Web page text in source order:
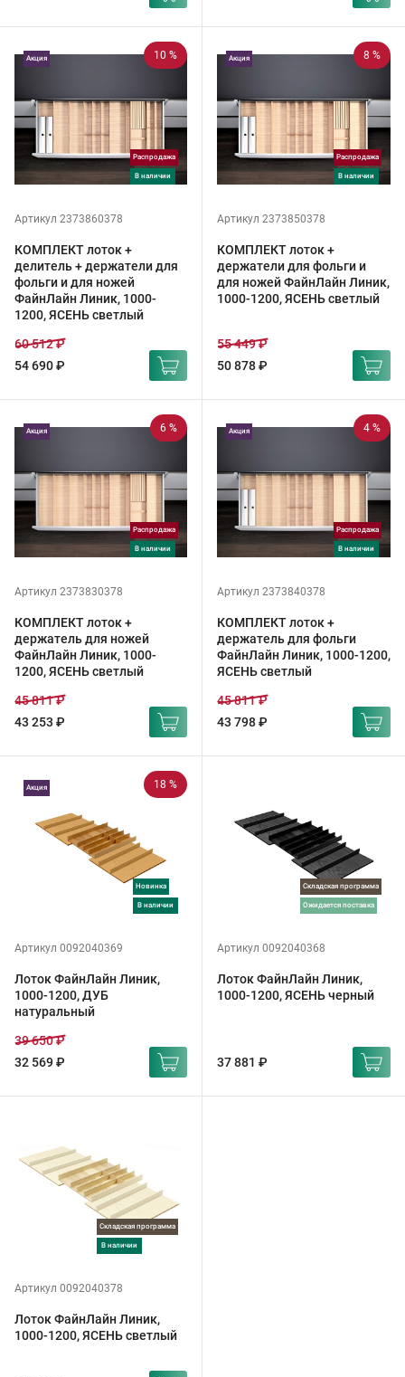
10 %
Распродажа
в наличии
Акция
Артикул 2373860378
КОМПЛЕКТ лоток +
делитель + держатели для
фольги и для ножей
ФайнЛайн Линик, 1000-
1200, ЯСЕНЬ светлый
54 690 ₽
60 512 ₽
8 %
Распродажа
в наличии
Акция
Артикул 2373850378
КОМПЛЕКТ лоток +
держатели для фольги и
для ножей ФайнЛайн Линик,
1000-1200, ЯСЕНЬ светлый
50 878 ₽
55 449 ₽
6 %
Распродажа
в наличии
Акция
Артикул 2373830378
КОМПЛЕКТ лоток +
держатель для ножей
ФайнЛайн Линик, 1000-
1200, ЯСЕНЬ светлый
43 253 ₽
45 811 ₽
4 %
Распродажа
в наличии
Акция
Артикул 2373840378
КОМПЛЕКТ лоток +
держатель для фольги
ФайнЛайн Линик, 1000-1200,
ЯСЕНЬ светлый
43 798 ₽
45 811 ₽
18 %
Новинка
в наличии
Акция
Артикул 0092040369
Лоток ФайнЛайн Линик,
1000-1200, ДУБ
натуральный
32 569 ₽
39 650 ₽
Складская программа
ожидается поставка
Артикул 0092040368
Лоток ФайнЛайн Линик,
1000-1200, ЯСЕНЬ черный
37 881 ₽
Складская программа
в наличии
Артикул 0092040378
Лоток ФайнЛайн Линик,
1000-1200, ЯСЕНЬ светлый